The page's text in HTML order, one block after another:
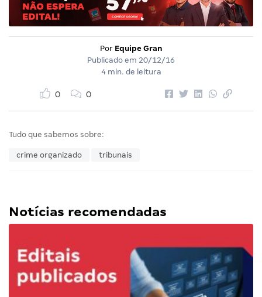
Por Equipe Gran
Publicado em 20/12/16
4 min. de leitura
0 0
Tudo que sabemos sobre:
crime organizado tribunais
Notícias recomendadas